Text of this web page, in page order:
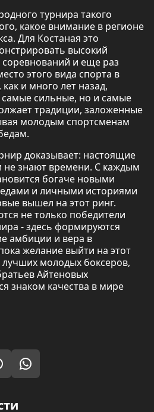
турнира такого
какое внимание в регионе
Для Костаная это
высокий
и еще раз
этого вида спорта в
и много лет назад,
сильные, но и самые
традиции, заложенные
молодым спортсменам
доказывает: настоящие
не знают времени. С каждым
богаче новыми
и личными историями
вышел на этот ринг.
не только победители
- здесь формируются
амбиции и вера в
желание выйти на этот
лучших молодых боксеров,
Айтеновых
знаком качества в мире